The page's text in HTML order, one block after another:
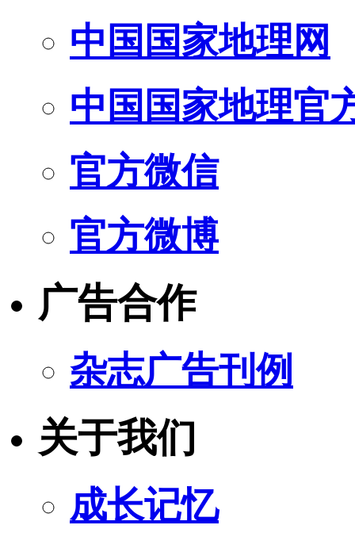
中国国家地理网
中国国家地理官
官方微信
官方微博
广告合作
杂志广告刊例
关于我们
成长记忆